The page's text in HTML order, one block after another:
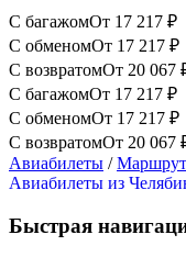
С багажомОт 17 217 ₽
С обменомОт 17 217 ₽
С возвратомОт 20 067
С багажомОт 17 217 ₽
С обменомОт 17 217 ₽
С возвратомОт 20 067
Авиабилеты /Маршрут
Авиабилеты из
Быстрая